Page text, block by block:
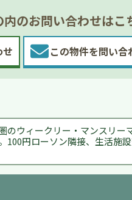
のお問い合わせはこ
せ この物件を問い合
ウィークリー・マンスリー
100円ローソン隣接、生活施